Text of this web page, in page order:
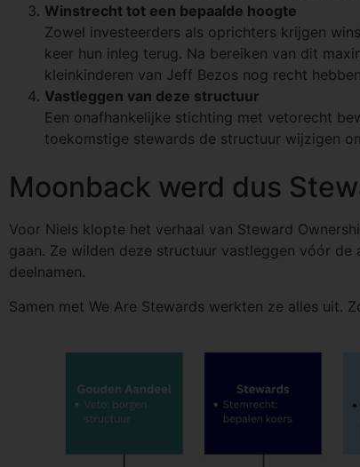
Winstrecht tot een bepaalde hoogte
Zowel investeerders als oprichters krijgen
keer hun inleg terug. Na bereiken van dit
kleinkinderen van Jeff Bezos nog recht
Vastleggen van deze structuur
Een onafhankelijke stichting met vetorecht
toekomstige stewards de structuur wijzigen
Moonback werd dus
Voor Niels klopte het verhaal van Steward
gaan. Ze wilden deze structuur vastleggen vóór
deelnamen.
Samen met We Are Stewards werkten ze alles uit.